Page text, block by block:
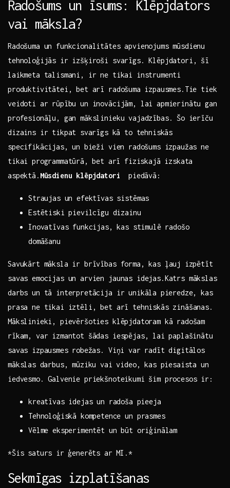
Radošums un īsums: Klēpjdators
vai māksla?
Radošuma un funkcionalitātes apvienojums mūsdienu
tehnoloģijās‌ ir ‍izšķiroši svarīgs. Klēpjdatori, šī
laikmeta talismani, ‍ir ne tikai instrumenti
produktivitātei, bet arī radošuma⁤ izpausmes.Tie tiek
veidoti ar rūpību ​un inovācijām, lai apmierinātu⁤ gan
profesionāļu, gan mākslinieku vajadzības. ⁢Šo ‍ierīču
dizains ir tikpat ⁤svarīgs ⁢kā‍ to tehniskās
specifikācijas, un⁢ bieži vien ‌radošums izpaužas ne
tikai programmatūrā, ⁢bet ⁣arī fiziskajā izskata
aspektā. Mūsdienu klēpjdatori ⁣ piedāvā:
Straujas un‌ efektīvas sistēmas
Estētiski pievilcīgu dizainu
Inovatīvas funkcijas, kas⁢ stimulē radošo
domāšanu
Savukārt māksla ir brīvības ‍forma, kas ļauj⁤ izpētīt
savas emocijas un‌ arvien jaunas idejas.Katrs mākslas
darbs un tā interpretācija ‌ir unikāla ⁤pieredze, kas
prasa ​ne tikai iztēli, bet arī tehniskās zināšanas.
Mākslinieki, pievēršoties klēpjdatoram kā radošam
rīkam, var izmantot šādas iespējas, lai ⁤paplašinātu
savas izpausmes ⁣robežas. ‌Viņi var radīt‌ digitālos
mākslas⁤ darbus, mūziku vai ⁣video, ​kas piesaista un⁤
iedvesmo. Galvenie‍ priekšnoteikumi šim procesos ir:
kreatīvas idejas un radoša ⁢pieeja
Tehnoloģiskā kompetence un prasmes
Vēlme eksperimentēt un būt oriģinālam
*Šis saturs ir⁢ ģenerēts ⁢ar ‍MI.*
Sekmīgas izplatīšanas